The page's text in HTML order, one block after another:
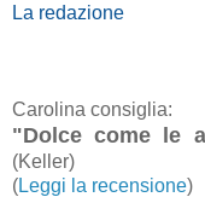
La redazione
Carolina consiglia:
"Dolce come le
(Keller)
(Leggi la recensione)